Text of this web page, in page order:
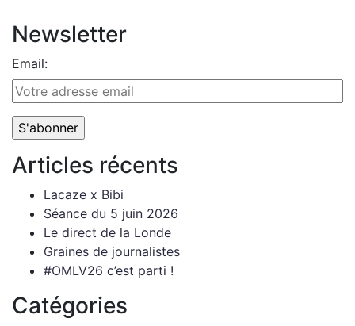
Newsletter
Email:
Articles récents
Lacaze x Bibi
Séance du 5 juin 2026
Le direct de la Londe
Graines de journalistes
#OMLV26 c’est parti !
Catégories